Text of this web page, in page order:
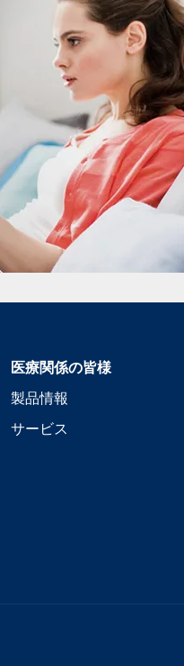
医療関係の皆様
製品情報
サービス